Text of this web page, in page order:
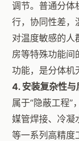
调节。普通分体
行，协同性差
对温度敏感的人
房等特殊功能间
功能，是分体机
4. 安装复杂性
属于“隐蔽工程”
媒管焊接、冷凝
等一系列高精度